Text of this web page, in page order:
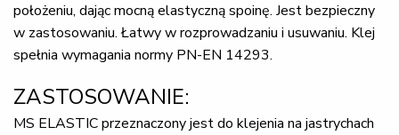
położeniu, dając mocną elastyczną spoinę. Jest bezpieczny
w zastosowaniu. Łatwy w rozprowadzaniu i usuwaniu. Klej
spełnia wymagania normy PN-EN 14293.
ZASTOSOWANIE:
MS ELASTIC przeznaczony jest do klejenia na jastrychach